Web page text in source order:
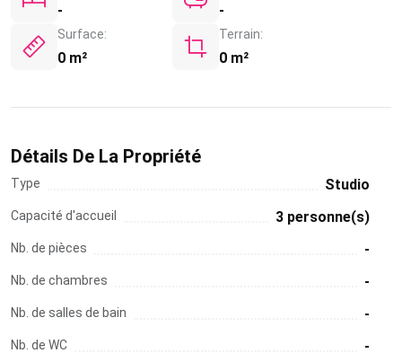
- -
Surface:
0 m²
Terrain:
0 m²
Détails De La Propriété
Type Studio
Capacité d'accueil 3 personne(s)
Nb. de pièces -
Nb. de chambres -
Nb. de salles de bain -
Nb. de WC -